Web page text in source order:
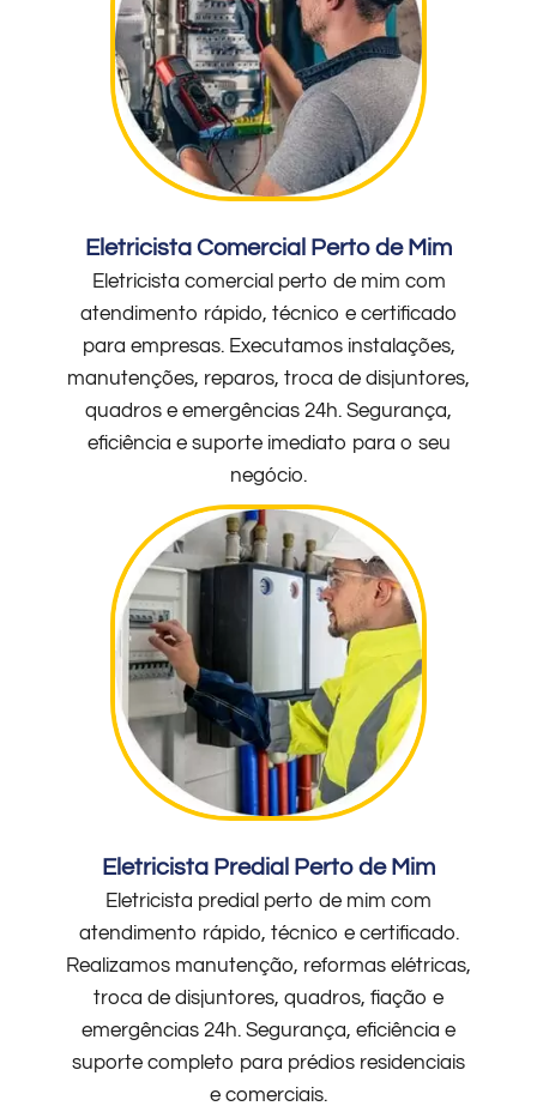
Eletricista Comercial Perto de Mim
Eletricista comercial perto de mim com
atendimento rápido, técnico e certificado
para empresas. Executamos instalações,
manutenções, reparos, troca de disjuntores,
quadros e emergências 24h. Segurança,
eficiência e suporte imediato para o seu
negócio.
Eletricista Predial Perto de Mim
Eletricista predial perto de mim com
atendimento rápido, técnico e certificado.
Realizamos manutenção, reformas elétricas,
troca de disjuntores, quadros, fiação e
emergências 24h. Segurança, eficiência e
suporte completo para prédios residenciais
e comerciais.